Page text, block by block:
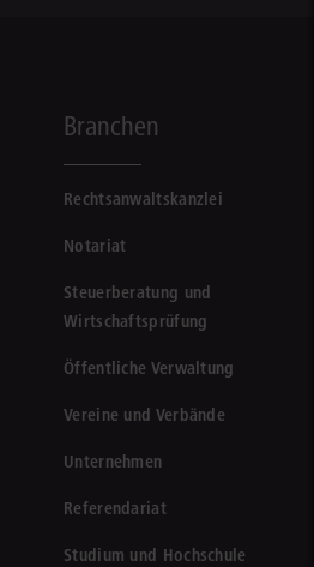
Branchen
Rechtsanwaltskanzlei
Notariat
Steuerberatung und
Wirtschaftsprüfung
Öffentliche Verwaltung
Vereine und Verbände
Unternehmen
Referendariat
Studium und Hochschule